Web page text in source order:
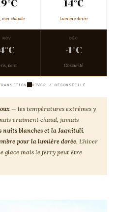
mer chaude
14°C
Lumière dorée
NOV
vent
DÉC
-1°C
Obscurité
HIVER / DÉCONSEILLÉ
— les températures extrêmes y
vraiment chaud, jamais
nuits blanches et la Jaanituli.
pour la lumière dorée. L'hiver
glace mais le ferry peut être